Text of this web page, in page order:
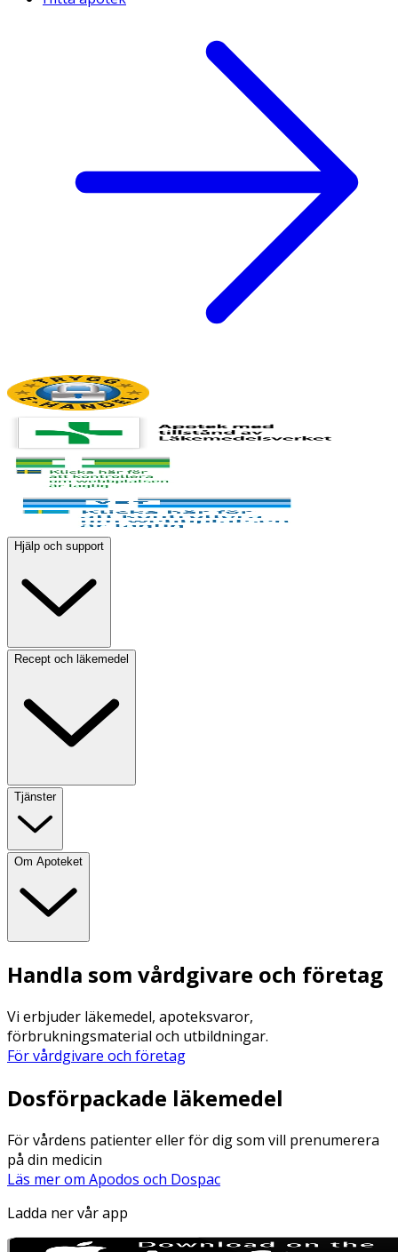
Hjälp och support
Recept och läkemedel
Tjänster
Om Apoteket
Handla som vårdgivare och företag
Vi erbjuder läkemedel, apoteksvaror,
förbrukningsmaterial och utbildningar.
För vårdgivare och företag
Dosförpackade läkemedel
För vårdens patienter eller för dig som vill prenumerera
på din medicin
Läs mer om Apodos och Dospac
Ladda ner vår app